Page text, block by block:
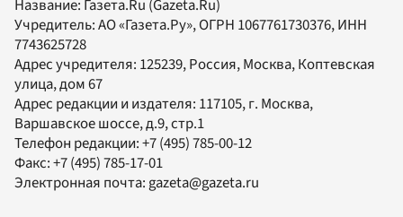
Название: Газета.Ru (Gazeta.Ru)
Учредитель:АО «Газета.Ру», ОГРН 1067761730376, ИНН
7743625728
Адрес учредителя: 125239, Россия, Москва, Коптевская
улица, дом 67
Адрес редакции и издателя: 117105, г. Москва,
Варшавское шоссе, д.9, стр.1
Телефон редакции:+7 (495) 785-00-12
Факс:+7 (495) 785-17-01
Электронная почта:gazeta@gazeta.ru